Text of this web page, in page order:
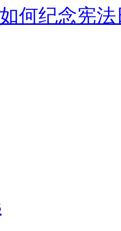
何纪念宪